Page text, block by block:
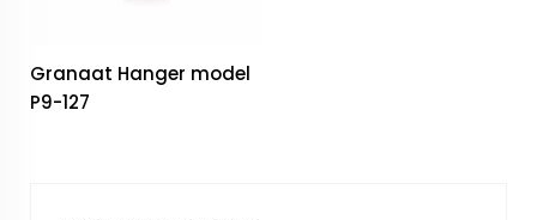
Granaat Hanger model
P9-127